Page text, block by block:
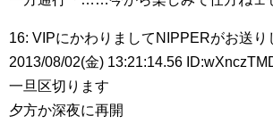
16: VIPにかわりましてNIPPERがお送り
2013/08/02(金) 13:21:14.56
一旦区切ります
夕方か深夜に再開